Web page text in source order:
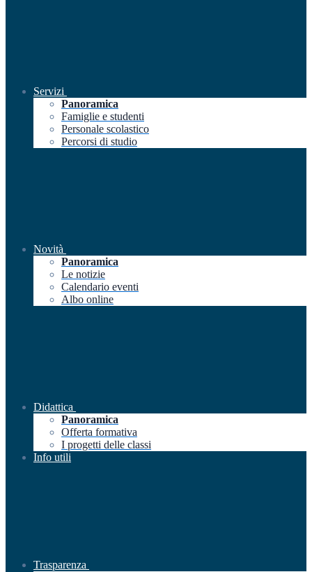
Servizi
Panoramica
Famiglie e studenti
Personale scolastico
Percorsi di studio
Novità
Panoramica
Le notizie
Calendario eventi
Albo online
Didattica
Panoramica
Offerta formativa
I progetti delle classi
Info utili
Trasparenza